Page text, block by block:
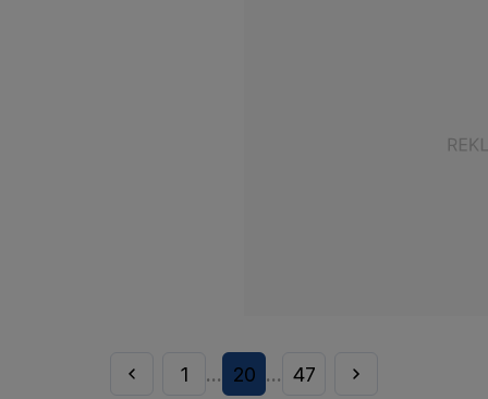
1 ... 20 ... 47